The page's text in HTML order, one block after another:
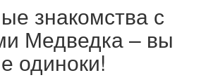
знакомства с
Медведка – вы
одиноки!